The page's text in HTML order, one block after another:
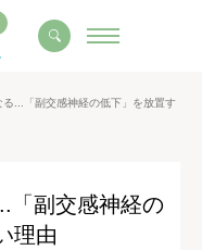
...「副交感神経の低下」を放置す
「副交感神経の
理由